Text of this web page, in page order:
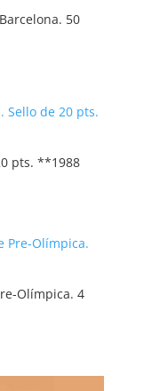
50
pts. **1988
Olímpica. 4